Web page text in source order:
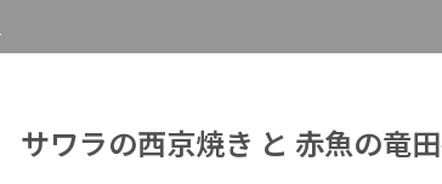
サワラの西京焼き と 赤魚の竜